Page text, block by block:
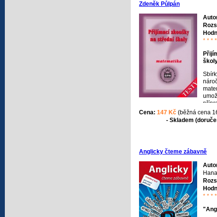
Zdeněk Půlpán
* * *
na
škol.
Cena: 147 Kč (běžná cena
- Skladem
Anglicky čteme zábavně
Hana
* * *